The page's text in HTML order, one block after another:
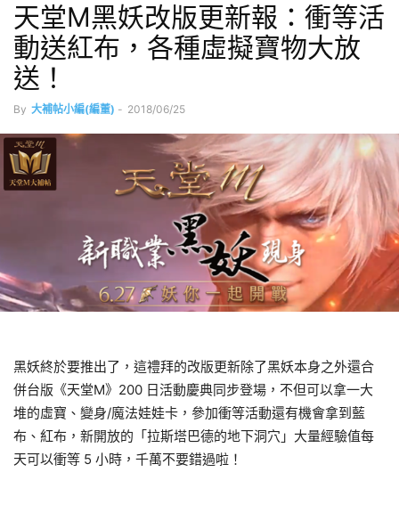
天堂M黑妖改版更新報：衝等活
動送紅布，各種虛擬寶物大放
送！
By 大補帖小編(編董) - 2018/06/25
黑妖終於要推出了，這禮拜的改版更新除了黑妖本身之外還合
併台版《天堂M》200 日活動慶典同步登場，不但可以拿一大
堆的虛寶、變身/魔法娃娃卡，參加衝等活動還有機會拿到藍
布、紅布，新開放的「拉斯塔巴德的地下洞穴」大量經驗值每
天可以衝等 5 小時，千萬不要錯過啦！